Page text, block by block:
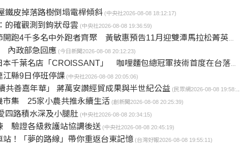
鐵皮掉落路樹倒塌電桿傾斜 (中央社2026-08-08 18:12:17)
的確觀測到鉤狀母雲 (中央社2026-08-08 19:36:59)
跑4千多名中外跑者齊聚 黃敏惠預告11月迎雙潭馬拉松菁英賽
內政部急回應 (今日新聞2026-08-08 20:12:23)
店「CROISSANT」 咖哩麵包總冠軍技術首度在台落地 2026得獎可頌搶先日本上市
縣9日停班停課 (中央社2026-08-08 20:05:06)
共善嘉年華」 蔣萬安讚經貿成果與半世紀公益 (民眾網2026-08-08 19:58:44)
市集 25家小農共推永續生活 (創新聞2026-08-08 20:25:39)
四路積水深及小腿肚 (中央社2026-08-08 20:34:15)
驗證各級救護站協調後送 (中央社2026-08-08 20:45:19)
！「夢的路線」帶你重返台東記憶 (台灣好報2026-08-08 19:55:11)